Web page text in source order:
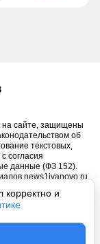
корректно и
на сайте, защищены
об
текстовых,
согласия
данные (ФЗ 152).
news1ivanovo.ru